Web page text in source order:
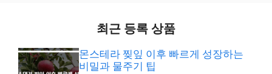
최근 등록 상품
몬스테라 찢잎 이후 빠르게 성장하는
비밀과 물주기 팁